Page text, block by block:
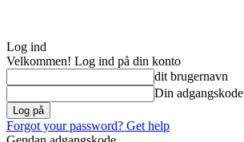
Log ind
Velkommen! Log ind på din konto
dit brugernavn
Din adgangskode
Forgot your password? Get help